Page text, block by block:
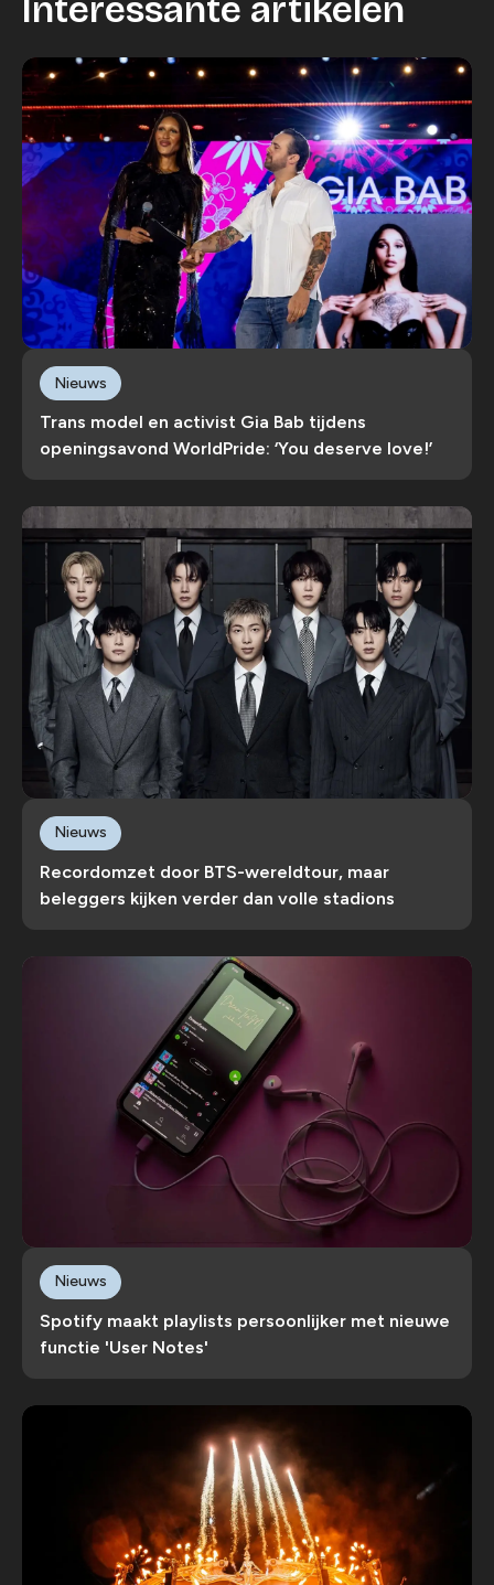
Interessante artikelen
Trans model en activist Gia Bab tijdens
openingsavond WorldPride: ‘You deserve love!’
Nieuws
Recordomzet door BTS-wereldtour, maar
beleggers kijken verder dan volle stadions
Nieuws
Spotify maakt playlists persoonlijker met nieuwe
functie 'User Notes'
Nieuws